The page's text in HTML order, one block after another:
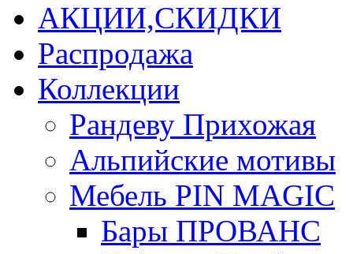
АКЦИИ,СКИДКИ
Распродажа
Коллекции
Рандеву Прихожая
Альпийские мотивы
Мебель PIN MAGIС
Бары ПРОВАНС